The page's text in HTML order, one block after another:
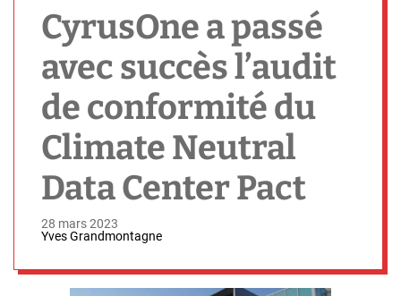
CyrusOne a passé
avec succès l’audit
de conformité du
Climate Neutral
Data Center Pact
28 mars 2023
Yves Grandmontagne